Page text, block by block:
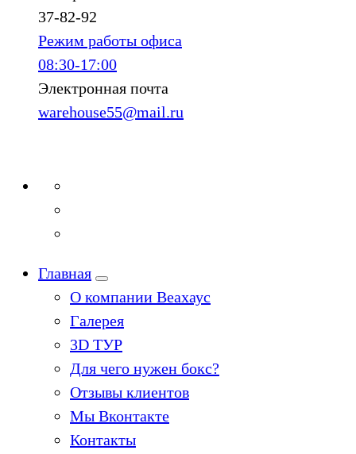
37-82-92
Режим работы офиса
08:30-17:00
Электронная почта
warehouse55@mail.ru
Главная
О компании Веахаус
Галерея
3D ТУР
Для чего нужен бокс?
Отзывы клиентов
Мы Вконтакте
Контакты